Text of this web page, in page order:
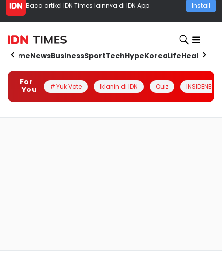
Baca artikel IDN Times lainnya di IDN App Install
HomeNewsBusinessSportTechHypeKoreaLifeHealth
For
You
# Yuk Vote Iklanin di IDN Quiz INSIDENESIA